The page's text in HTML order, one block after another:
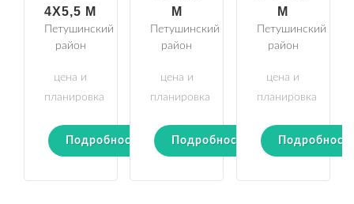
4Х5,5 М
Петушинский
район
цена и
планировка
Подробности
М
Петушинский
район
цена и
планировка
Подробности
М
Петушинский
район
цена и
планировка